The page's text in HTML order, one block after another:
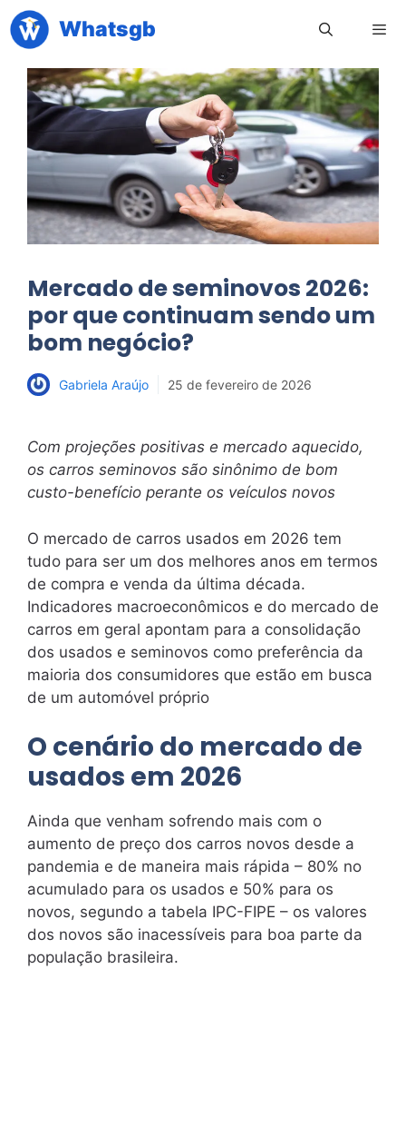
Pular
para
conteúdo
Whatsgb
Mercado de seminovos 2026:
por que continuam sendo um
bom negócio?
Gabriela Araújo 25 de fevereiro de 2026
Com projeções positivas e mercado aquecido,
os carros seminovos são sinônimo de bom
custo-benefício perante os veículos novos
O mercado de carros usados em 2026 tem
tudo para ser um dos melhores anos em termos
de compra e venda da última década.
Indicadores macroeconômicos e do mercado de
carros em geral apontam para a consolidação
dos usados e seminovos como preferência da
maioria dos consumidores que estão em busca
de um automóvel próprio
O cenário do mercado de
usados em 2026
Ainda que venham sofrendo mais com o
aumento de preço dos carros novos desde a
pandemia e de maneira mais rápida – 80% no
acumulado para os usados e 50% para os
novos, segundo a tabela IPC-FIPE – os valores
dos novos são inacessíveis para boa parte da
população brasileira.